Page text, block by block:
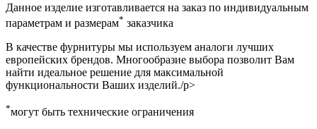
Данное изделие изготавливается на заказ по индивидуальным
параметрам и размерам* заказчика
В качестве фурнитуры мы используем аналоги лучших
европейских брендов. Многообразие выбора позволит Вам
найти идеальное решение для максимальной
функциональности Ваших изделий./p>
*могут быть технические ограничения